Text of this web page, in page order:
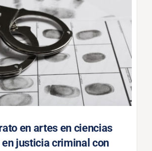
en artes en ciencias
justicia criminal con